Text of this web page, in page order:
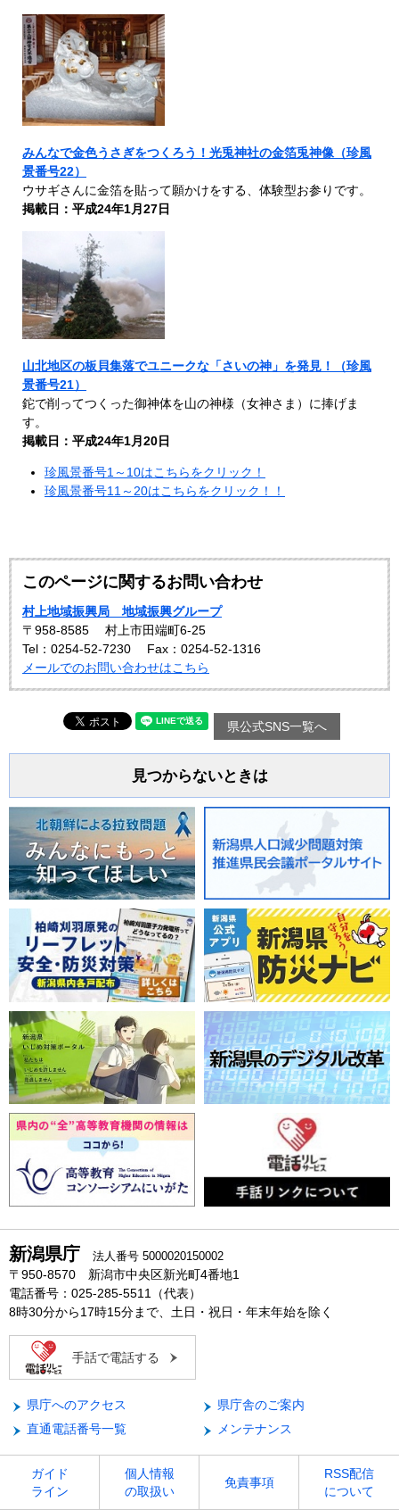
みんなで金色うさぎをつくろう！光兎神社の金箔兎神像（珍風
景番号22）
ウサギさんに金箔を貼って願かけをする、体験型お参りです。
掲載日：平成24年1月27日
山北地区の板貝集落でユニークな「さいの神」を発見！（珍風
景番号21）
鉈で削ってつくった御神体を山の神様（女神さま）に捧げま
す。
掲載日：平成24年1月20日
珍風景番号1～10はこちらをクリック！
珍風景番号11～20はこちらをクリック！！
このページに関するお問い合わせ
村上地域振興局 地域振興グループ
〒958-8585
村上市田端町6-25
Tel：0254-52-7230
Fax：0254-52-1316
メールでのお問い合わせはこちら
県公式SNS一覧へ
見つからないときは
新潟県庁 法人番号 5000020150002
〒950-8570 新潟市中央区新光町4番地1
電話番号：025-285-5511（代表）
8時30分から17時15分まで、土日・祝日・年末年始を除く
手話で電話する
県庁へのアクセス
県庁舎のご案内
直通電話番号一覧
メンテナンス
ガイド
ライン
個人情報
の取扱い
免責事項
RSS配信
について